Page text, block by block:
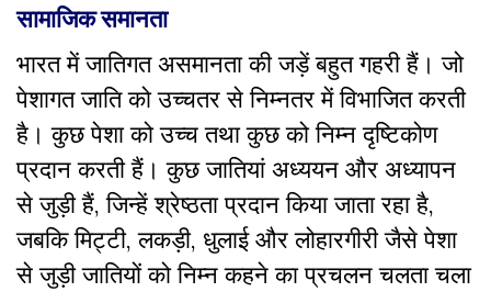
सामाजिक समानता
भारत में जातिगत असमानता की जड़ें बहुत गहरी हैं। जो
पेशागत जाति को उच्चतर से निम्नतर में विभाजित करती
है। कुछ पेशा को उच्च तथा कुछ को निम्न दृष्टिकोण
प्रदान करती हैं। कुछ जातियां अध्ययन और अध्यापन
से जुड़ी हैं, जिन्हें श्रेष्ठता प्रदान किया जाता रहा है,
जबकि मिट्टी, लकड़ी, धुलाई और लोहारगीरी जैसे पेशा
से जुड़ी जातियों को निम्न कहने का प्रचलन चलता चला